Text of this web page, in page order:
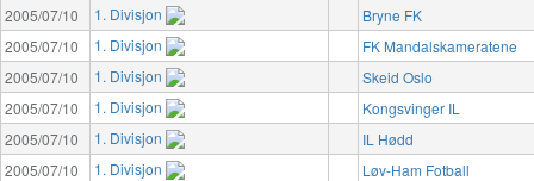
2005/07/10
1. Divisjon
Bryne FK
2005/07/10
1. Divisjon
FK Mandalskameratene
2005/07/10
1. Divisjon
Skeid Oslo
2005/07/10
1. Divisjon
Kongsvinger IL
2005/07/10
1. Divisjon
IL Hødd
2005/07/10
1. Divisjon
Løv-Ham Fotball